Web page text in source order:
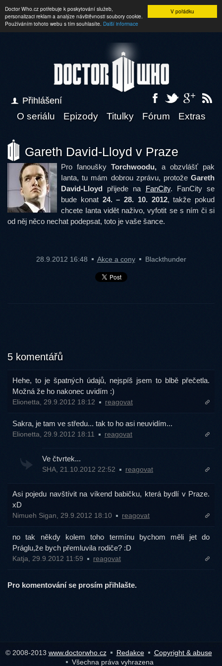
V pořádku
Doctor Who.cz potřebuje k poskytování služeb,
personalizaci reklam a analýze návštěvnosti soubory cookie.
Používáním tohoto webu s tím souhlasíte. Další informace
Přihlášení
O seriálu Epizody Titulky Fórum Extras
Gareth David-Lloyd v Praze
Pro fanouškyTorchwoodu, a obzvlášť pak
Ianta, tu mám dobrou zprávu, protože Gareth
David-Lloyd přijede na FanCity. FanCity se
bude konat 24. – 28. 10. 2012, takže pokud
chcete Ianta vidět naživo, vyfotit se s ním či si
od něj něco nechat podepsat, toto je vaše šance.
28.9.2012 16:48 Akce a cony Blackthunder
5 komentářů
Hehe, to je špatných údajů, nejspíš jsem to blbě přečetla.
Možná že ho nakonec uvidím :)
Elionetta, 29.9.2012 18:12 reagovat
Sakra, je tam ve středu... tak to ho asi neuvidím...
Elionetta, 29.9.2012 18:11 reagovat
Ve čtvrtek...
SHA, 21.10.2012 22:52 reagovat
Asi pojedu navštívit na víkend babičku, která bydlí v Praze.
xD
Nimueh Sigan, 29.9.2012 18:10 reagovat
no tak někdy kolem toho termínu bychom měli jet do
Práglu,že bych přemluvila rodiče? :D
Katja, 29.9.2012 11:59 reagovat
Pro komentování se prosím přihlašte.
© 2008-2013 www.doctorwho.cz Redakce
Copyright & abuse
Všechna práva vyhrazena